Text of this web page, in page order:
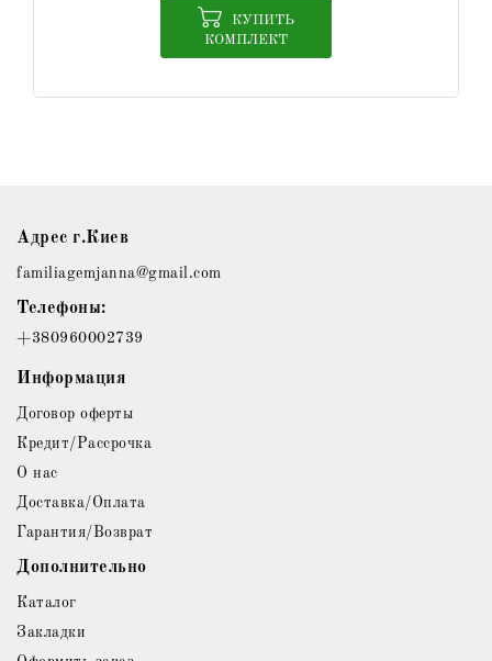
КОМПЛЕКТ
Адрес г.Киев
familiagemjanna@gmail.com
Телефоны:
+380960002739
Информация
Договор оферты
Кредит/Рассрочка
О нас
Доставка/Оплата
Гарантия/Возврат
Дополнительно
Каталог
Закладки